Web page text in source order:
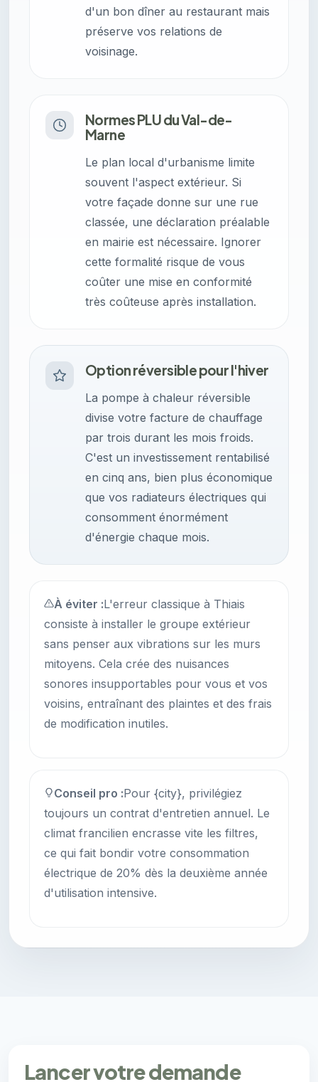
d'un bon dîner au restaurant mais
préserve vos relations de
voisinage.
Normes PLU du Val-de-
Marne
Le plan local d'urbanisme limite
souvent l'aspect extérieur. Si
votre façade donne sur une rue
classée, une déclaration préalable
en mairie est nécessaire. Ignorer
cette formalité risque de vous
coûter une mise en conformité
très coûteuse après installation.
Option réversible pour l'hiver
La pompe à chaleur réversible
divise votre facture de chauffage
par trois durant les mois froids.
C'est un investissement rentabilisé
en cinq ans, bien plus économique
que vos radiateurs électriques qui
consomment énormément
d'énergie chaque mois.
À éviter :L'erreur classique à Thiais
consiste à installer le groupe extérieur
sans penser aux vibrations sur les murs
mitoyens. Cela crée des nuisances
sonores insupportables pour vous et vos
voisins, entraînant des plaintes et des frais
de modification inutiles.
Conseil pro :Pour {city}, privilégiez
toujours un contrat d'entretien annuel. Le
climat francilien encrasse vite les filtres,
ce qui fait bondir votre consommation
électrique de 20% dès la deuxième année
d'utilisation intensive.
Lancer votre demande